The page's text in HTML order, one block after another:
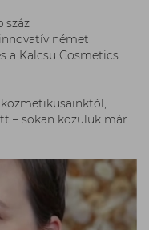
száz
német
a Kalcsu Cosmetics
– sokan közülük már